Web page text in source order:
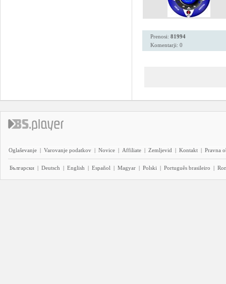
Prenosi: 81994
Komentarji: 0
Oglaševanje | Varovanje podatkov | Novice | Affiliate | Zemljevid | Kontakt | Pravna
Български | Deutsch | English | Español | Magyar | Polski | Português brasileiro |